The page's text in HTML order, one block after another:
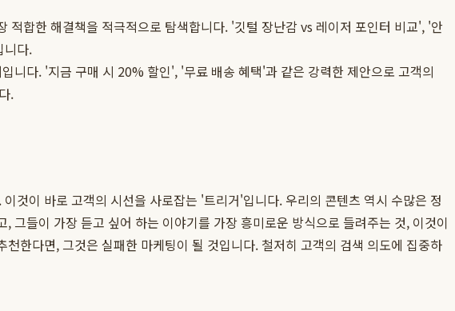
합한 해결책을 적극적으로 탐색합니다. '깃털 장난감 vs 레이저 포인터 비교', '안
니다.
니다. '지금 구매 시 20% 할인', '무료 배송 혜택'과 같은 강력한 제안으로 고객의
.
것이 바로 고객의 시선을 사로잡는 '트리거'입니다. 우리의 콘텐츠 역시 수많은 정
들이 가장 듣고 싶어 하는 이야기를 가장 흥미로운 방식으로 들려주는 것, 이것이
한다면, 그것은 실패한 마케팅이 될 것입니다. 철저히 고객의 검색 의도에 집중하